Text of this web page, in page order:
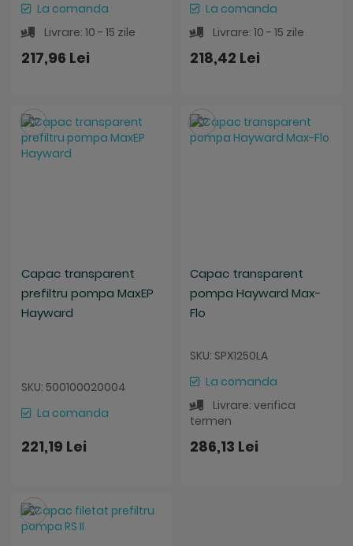
La comanda
Livrare: 10 - 15 zile
217,96 Lei
La comanda
Livrare: 10 - 15 zile
218,42 Lei
Capac transparent
prefiltru pompa MaxEP
Hayward
SKU: 500100020004
La comanda
221,19 Lei
Salveaza
Capac transparent
pompa Hayward Max-
Flo
SKU: SPX1250LA
La comanda
Livrare: verifica
termen
286,13 Lei
Salveaza
Salveaza